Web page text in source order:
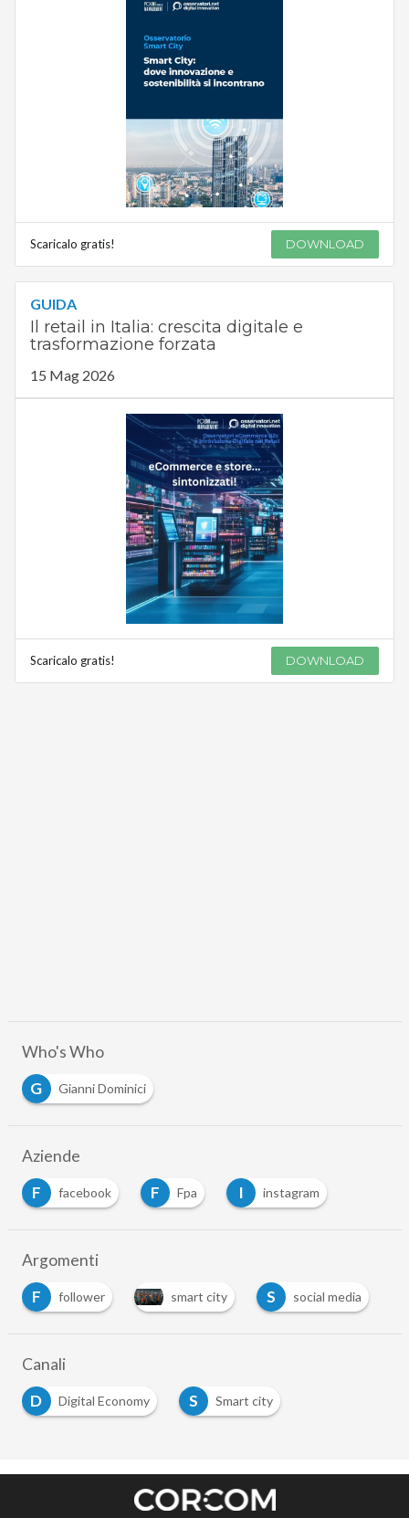
Scaricalo gratis! DOWNLOAD
GUIDA
Il retail in Italia: crescita digitale e
trasformazione forzata
15 Mag 2026
Scaricalo gratis! DOWNLOAD
Who's Who
G
Gianni Dominici
Aziende
F
facebook F Fpa I instagram
Argomenti
F
follower smart city S social media
Canali
D
Digital Economy S Smart city